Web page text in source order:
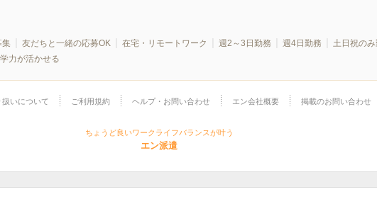
集 友だちと一緒の応募OK 在宅・リモートワーク 週2～3日勤務 週4日勤務 土日祝のみ
力が活かせる
いについて ご利用規約 ヘルプ・お問い合わせ エン会社概要 掲載のお問い合わせ
ちょうど良いワークライフバランスが叶う
エン派遣